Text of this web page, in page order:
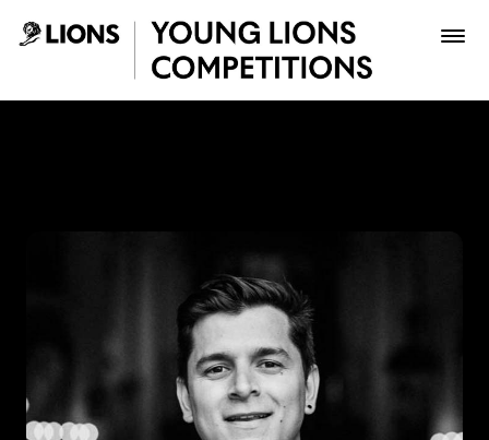
Saltar al contenido principal
Inscribir
Boletería